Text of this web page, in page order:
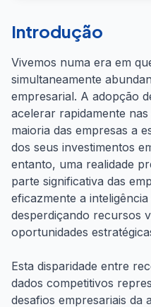
Introdução
Vivemos numa era em
simultaneamente
empresarial. A adopção
acelerar rapidamente
maioria das empresas a
dos seus investimentos
entanto, uma realidade
parte significativa das
eficazmente a
desperdiçando recursos
oportunidades
Esta disparidade entre
dados competitivos
desafios empresariais da